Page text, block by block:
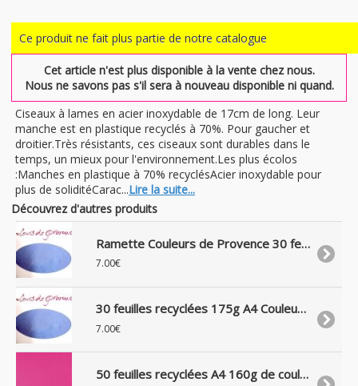
Ce produit ne fait plus partie de notre catalogue
Cet article n'est plus disponible à la vente chez nous.
Nous ne savons pas s'il sera à nouveau disponible ni quand.
Ciseaux à lames en acier inoxydable de 17cm de long. Leur
manche est en plastique recyclés à 70%. Pour gaucher et
droitier.Très résistants, ces ciseaux sont durables dans le
temps, un mieux pour l'environnement.Les plus écolos
:Manches en plastique à 70% recyclésAcier inoxydable pour
plus de soliditéCarac...Lire la suite...
Découvrez d'autres produits
Ramette Couleurs de Provence 30 feuilles recyclées 175g bleu
7.00€
30 feuilles recyclées 175g A4 Couleurs de Provence
7.00€
50 feuilles recyclées A4 160g de couleur Gamme Forever